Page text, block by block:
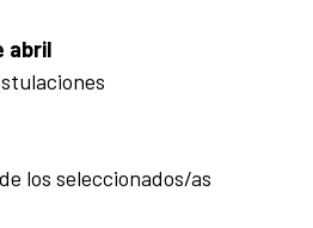
abril
los seleccionados/as